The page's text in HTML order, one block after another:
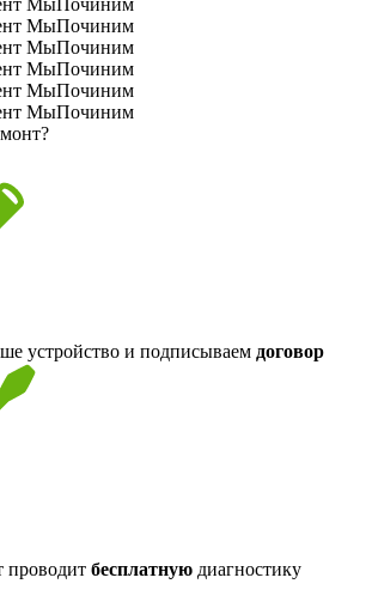
устройство и подписываем договор
проводит бесплатную диагностику